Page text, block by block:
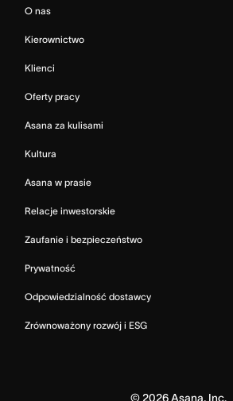
O nas
Kierownictwo
Klienci
Oferty pracy
Asana za kulisami
Kultura
Asana w prasie
Relacje inwestorskie
Zaufanie i bezpieczeństwo
Prywatność
Odpowiedzialność dostawcy
Zrównoważony rozwój i ESG
© 2026Asana, Inc.